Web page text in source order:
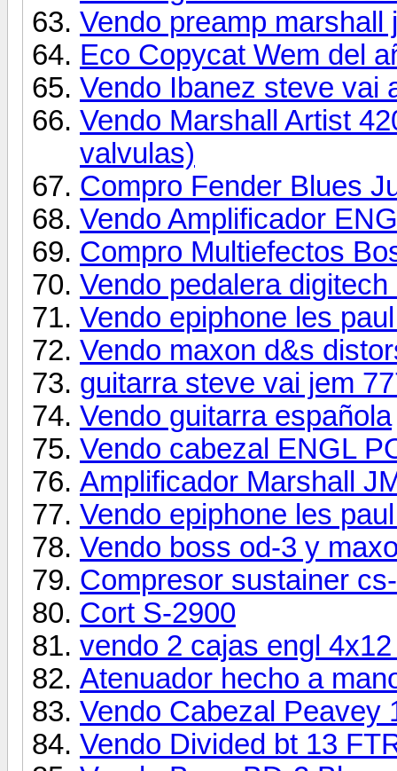
Vendo preamp marshall
Eco Copycat Wem del
Vendo Ibanez steve vai
Vendo Marshall Artist
valvulas)
Compro Fender Blues
Vendo Amplificador
Compro Multiefectos
Vendo pedalera
Vendo epiphone les
Vendo maxon d&s
guitarra steve vai jem
Vendo guitarra española
Vendo cabezal ENGL
Amplificador Marshall
Vendo epiphone les
Vendo boss od-3 y
Compresor sustainer
Cort S-2900
vendo 2 cajas engl
Atenuador hecho a
Vendo Cabezal Peavey
Vendo Divided bt 13